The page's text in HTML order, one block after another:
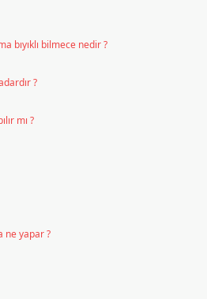
bıyıklı bilmece nedir ?
?
mı ?
ne yapar ?